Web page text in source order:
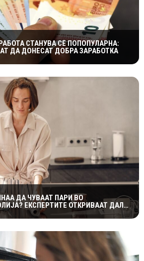
СТАНУВА СÈ ПОПОПУЛАРНА:
ДА ДОНЕСАТ ДОБРА ЗАРАБОТКА
ДА ЧУВААТ ПАРИ ВО
ЕКСПЕРТИТЕ ОТКРИВААТ ДАЛИ
ФУНКЦИОНИРА